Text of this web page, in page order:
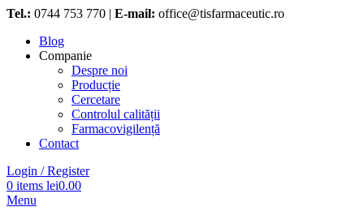
Tel.: 0744 753 770 | E-mail: office@tisfarmaceutic.ro
Blog
Companie
Despre noi
Producție
Cercetare
Controlul calității
Farmacovigilență
Contact
Login / Register
0 items lei0.00
Menu